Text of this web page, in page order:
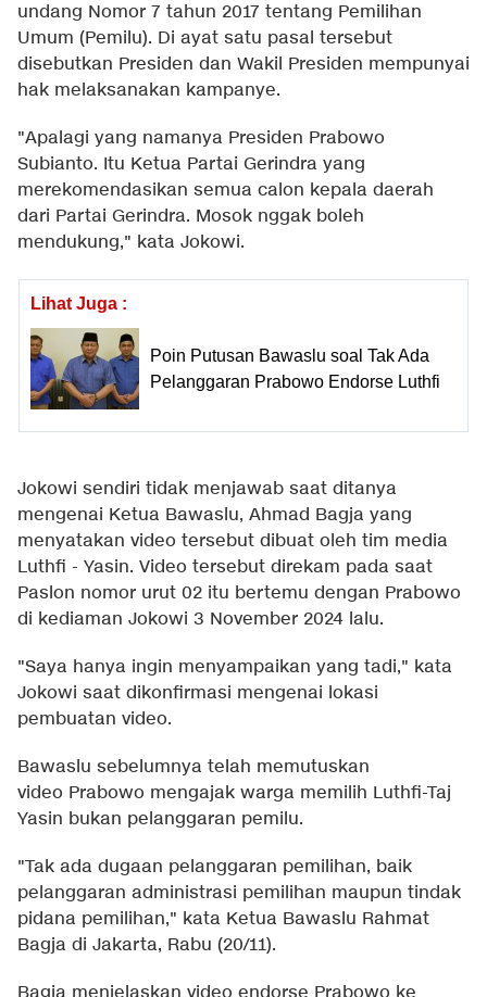
undang Nomor 7 tahun 2017 tentang Pemilihan
Umum (Pemilu). Di ayat satu pasal tersebut
disebutkan Presiden dan Wakil Presiden mempunyai
hak melaksanakan kampanye.
"Apalagi yang namanya Presiden Prabowo
Subianto. Itu Ketua Partai Gerindra yang
merekomendasikan semua calon kepala daerah
dari Partai Gerindra. Mosok nggak boleh
mendukung," kata Jokowi.
Lihat Juga :
Poin Putusan Bawaslu soal Tak Ada
Pelanggaran Prabowo Endorse Luthfi
Jokowi sendiri tidak menjawab saat ditanya
mengenai Ketua Bawaslu, Ahmad Bagja yang
menyatakan video tersebut dibuat oleh tim media
Luthfi - Yasin. Video tersebut direkam pada saat
Paslon nomor urut 02 itu bertemu dengan Prabowo
di kediaman Jokowi 3 November 2024 lalu.
"Saya hanya ingin menyampaikan yang tadi," kata
Jokowi saat dikonfirmasi mengenai lokasi
pembuatan video.
Bawaslu sebelumnya telah memutuskan
video Prabowo mengajak warga memilih Luthfi-Taj
Yasin bukan pelanggaran pemilu.
"Tak ada dugaan pelanggaran pemilihan, baik
pelanggaran administrasi pemilihan maupun tindak
pidana pemilihan," kata Ketua Bawaslu Rahmat
Bagja di Jakarta, Rabu (20/11).